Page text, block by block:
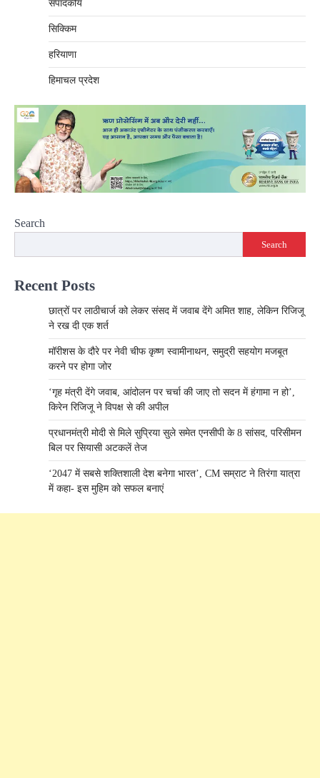
संपादकीय
सिक्किम
हरियाणा
हिमाचल प्रदेश
Search
Search
Recent Posts
छात्रों पर लाठीचार्ज को लेकर संसद में जवाब देंगे अमित शाह, लेकिन रिजिजू
ने रख दी एक शर्त
मॉरीशस के दौरे पर नेवी चीफ कृष्ण स्वामीनाथन, समुद्री सहयोग मजबूत
करने पर होगा जोर
‘गृह मंत्री देंगे जवाब, आंदोलन पर चर्चा की जाए तो सदन में हंगामा न हो’,
किरेन रिजिजू ने विपक्ष से की अपील
प्रधानमंत्री मोदी से मिले सुप्रिया सुले समेत एनसीपी के 8 सांसद, परिसीमन
बिल पर सियासी अटकलें तेज
‘2047 में सबसे शक्तिशाली देश बनेगा भारत’, CM सम्राट ने तिरंगा यात्रा
में कहा- इस मुहिम को सफल बनाएं